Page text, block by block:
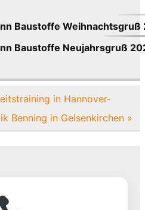
Baustoffe Weihnachtsgruß
Baustoffe Neujahrsgruß
in Hannover-
Benning in Gelsenkirchen »